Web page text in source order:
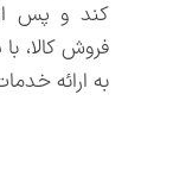
فروش کالا،
به ارائه